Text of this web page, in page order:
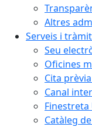
Altres
Serveis i
Seu
Oficines
Cita
Canal
Finestreta
Catàleg